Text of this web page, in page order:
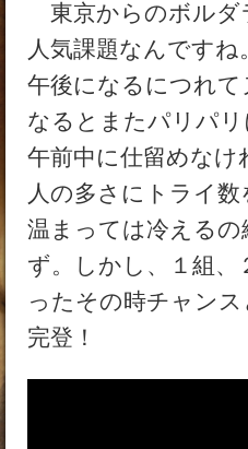
東京からのボルダ
人気課題なんです
午後になるにつれ
なるとまたパリパ
午前中に仕留めな
人の多さにトライ
温まっては冷える
ず。しかし、１組
ったその時チャン
完登！